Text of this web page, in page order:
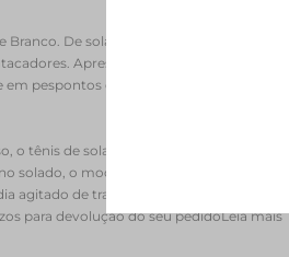
Branco. De solado alto emborrachado
Apresenta design de recortes
pespontos delicados e perfuros por
o tênis de sola alta é confortável e
solado, o mood comfy & easy desse
agitado de trabalho, viajar ou curtir
para devolução do seu pedidoLeia mais